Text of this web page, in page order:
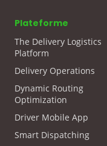
Plateforme
The Delivery Logistics
Platform
Delivery Operations
Dynamic Routing
Optimization
Driver Mobile App
Smart Dispatching